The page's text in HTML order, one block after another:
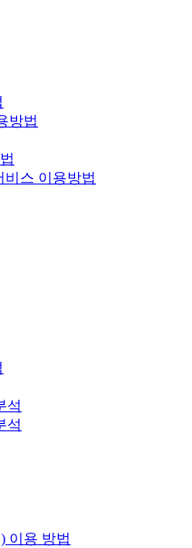
방법
비스 이용방법
석
석
이용 방법